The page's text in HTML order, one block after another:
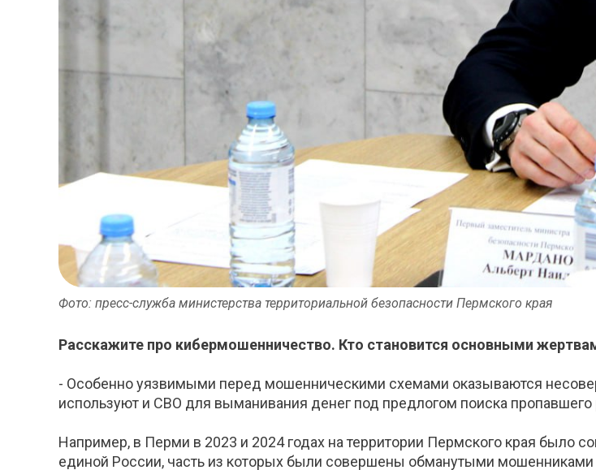
Фото: пресс-служба министерства территориальной безопасности Пермского края
Расскажите про кибермошенничество. Кто становится основными
- Особенно уязвимыми перед мошенническими схемами оказываются
используют и СВО для выманивания денег под предлогом поиска пропавшего
Например, в Перми в 2023 и 2024 годах на территории Пермского края было
единой России, часть из которых были совершены обманутыми